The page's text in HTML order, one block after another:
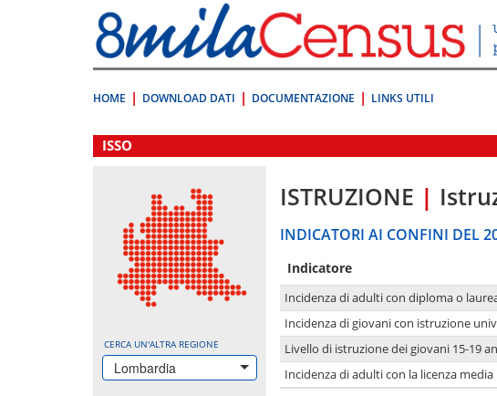
direttamente
a:
Contenuto
HOME DOWNLOAD DATI DOCUMENTAZIONE LINKS UTILI
.
ISSO
CERCA UN'ALTRA REGIONE
Lombardia
ISTRUZIONE |
INDICATORI AI CONFINI DEL
Indicatore
Incidenza di adulti con diploma o
Incidenza di giovani con istruzione
Livello di istruzione dei giovani 15-19
Incidenza di adulti con la licenza media